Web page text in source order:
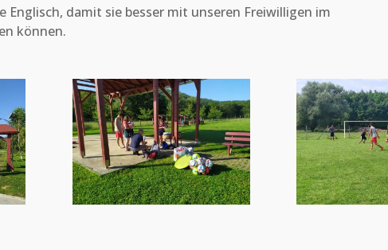
Englisch, damit sie besser mit unseren Freiwilligen im
können.